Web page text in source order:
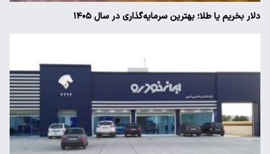
دلار بخریم یا طلا؛ بهترین سرمایه‌گذاری در سال ۱۴۰۵